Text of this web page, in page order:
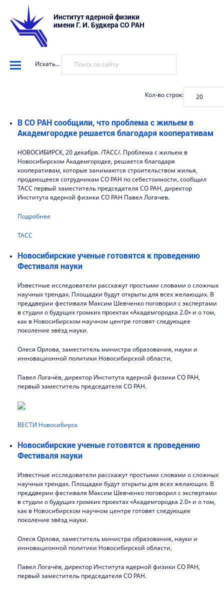
Институт ядерной физики
имени Г. И. Будкера СО РАН
Искать...
Кол-во строк:
В СО РАН сообщили, что проблема с жильем в
Академгородке решается благодаря кооперативам
НОВОСИБИРСК, 20 декабря. /ТАСС/. Проблема с жильем в
Новосибирском Академгородке, решается благодаря
кооперативам, которые занимаются строительством жилья,
продающееся сотрудникам СО РАН по себестоимости, сообщил
ТАСС первый заместитель председателя СО РАН, директор
Института ядерной физики СО РАН Павел Логачев.
Подробнее
ТАСС
Новосибирские ученые готовятся к проведению
Фестиваля науки
Известные исследователи расскажут простыми словами о сложных
научных трендах. Площадки будут открыты для всех желающих. В
преддверии фестиваля Максим Шевченко поговорил с экспертами
в студии о будущих громких проектах «Академгородка 2.0» и о том,
как в Новосибирском научном центре готовят следующее
поколение звёзд науки.
Олеся Орлова, заместитель министра образования, науки и
инновационной политики Новосибирской области,
Павел Логачёв, директор Института ядерной физики СО РАН,
первый заместитель председателя СО РАН.
ВЕСТИ Новосибирск
Новосибирские ученые готовятся к проведению
Фестиваля науки
Известные исследователи расскажут простыми словами о сложных
научных трендах. Площадки будут открыты для всех желающих. В
преддверии фестиваля Максим Шевченко поговорил с экспертами
в студии о будущих громких проектах «Академгородка 2.0» и о том,
как в Новосибирском научном центре готовят следующее
поколение звёзд науки.
Олеся Орлова, заместитель министра образования, науки и
инновационной политики Новосибирской области,
Павел Логачёв, директор Института ядерной физики СО РАН,
первый заместитель председателя СО РАН.